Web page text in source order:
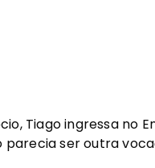
Tiago ingressa no
ser outra